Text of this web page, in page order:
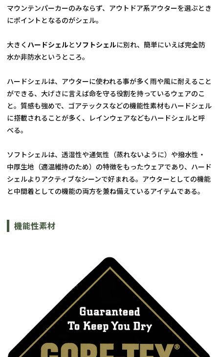
マウンテンパーカーのみならず、アウトドア系アウターを選ぶとき
にポイントとなるのがシェル。
大きく ハードシェルとソフトシェルに別れ、簡単にいえば完全防
水か非防水というところ。
ハードシェルは、アウターに使われる事が多く雨や風に耐えること
ができる、大げさに言えば命を守る役割を持っているウェアのこ
と。質感も強めで、ゴアテックスなどの機能性素材もハードシェル
に搭載されることが多く、レインウェアなどもハードシェルと呼
べる。
ソフトシェルは、透湿性や通気性（蒸れないように）や撥水性・
中厚生地（適温維持のため）の特徴をもったウェアであり、ハード
シェルよりアクティブなシーンで好まれる。アウターとしての機能
と中間着としての機能の両方を兼ね備えているアイテムである。
機能性素材